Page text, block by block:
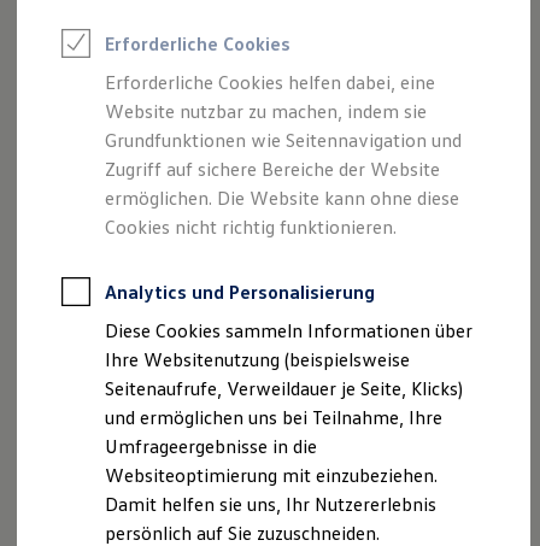
Elektroauto Leasing
Kleinwagen-Leasing
Leasing ohne Anzahlung
Finanzierung
Autokredit mit Schlussrate
Versicherungen und Garantien
Kfz-Versicherung
Restschuldversicherungen
Garantien
Professional Class bei Volkswagen
Behörden
Direktkunden
Sonderfahrzeuge
Anpfiff zum Gewinn
Elektromobilität
Elektroautos
ID. Tutorials
Elektrofahrzeugkonzepte
ID. EVERY1
Reichweite
Wenn Sie sich für die Produkte interessieren, fragen Sie
diese gern bei Ihrem
Volkswagen Partner an.
Kindersitz und Sitzunterlage anfragen
Erforderliche Cookies
Erforderliche Cookies helfen dabei, eine
Website nutzbar zu machen, indem sie
Grundfunktionen wie Seitennavigation und
Zugriff auf sichere Bereiche der Website
ermöglichen. Die Website kann ohne diese
Cookies nicht richtig funktionieren.
Analytics und Personalisierung
Diese Cookies sammeln Informationen über
Ihre Websitenutzung (beispielsweise
Seitenaufrufe, Verweildauer je Seite, Klicks)
und ermöglichen uns bei Teilnahme, Ihre
Umfrageergebnisse in die
Websiteoptimierung mit einzubeziehen.
Damit helfen sie uns, Ihr Nutzererlebnis
persönlich auf Sie zuzuschneiden.